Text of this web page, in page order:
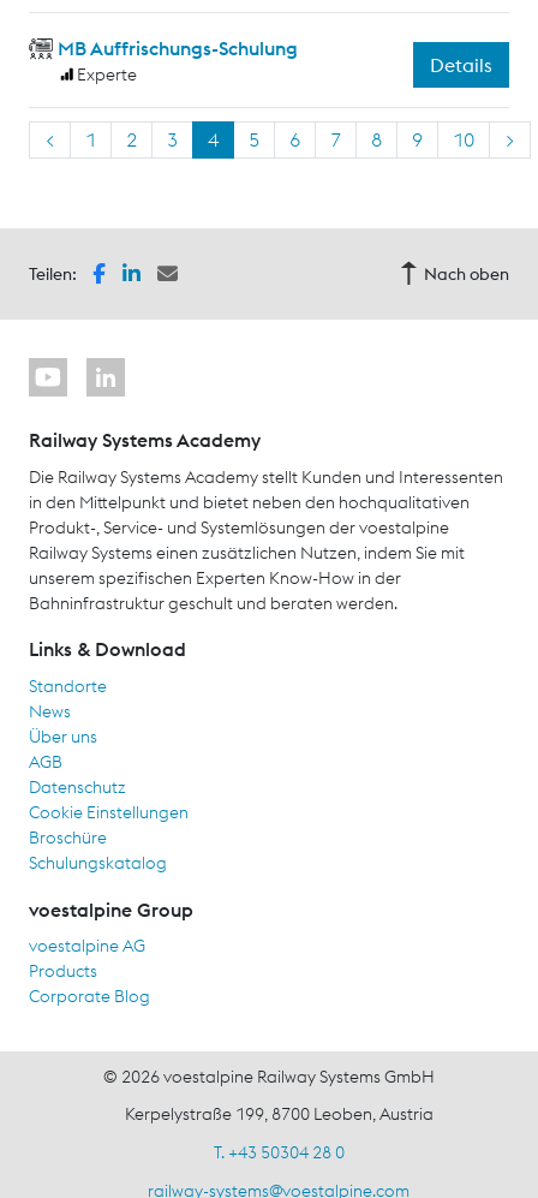
MB Auffrischungs-Schulung
Experte Details
< 1 2 3 4 5 6 7 8 9 10 >
Teilen: Nach oben
Railway Systems Academy
Die Railway Systems Academy stellt Kunden und Interessenten
in den Mittelpunkt und bietet neben den hochqualitativen
Produkt-, Service- und Systemlösungen der voestalpine
Railway Systems einen zusätzlichen Nutzen, indem Sie mit
unserem spezifischen Experten Know-How in der
Bahninfrastruktur geschult und beraten werden.
Links & Download
Standorte
News
Über uns
AGB
Datenschutz
Cookie Einstellungen
Broschüre
Schulungskatalog
voestalpine Group
voestalpine AG
Products
Corporate Blog
© 2026 voestalpine Railway Systems GmbH
Kerpelystraße 199, 8700 Leoben, Austria
T. +43 50304 28 0
railway-systems@voestalpine.com